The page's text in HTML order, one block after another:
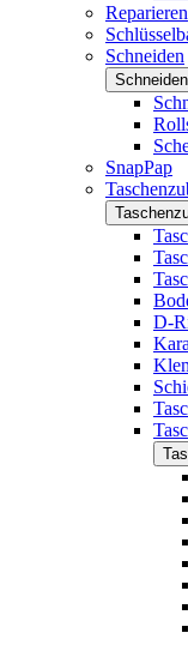
Reparieren
Schneiden
Schneiden
SnapPap
D-